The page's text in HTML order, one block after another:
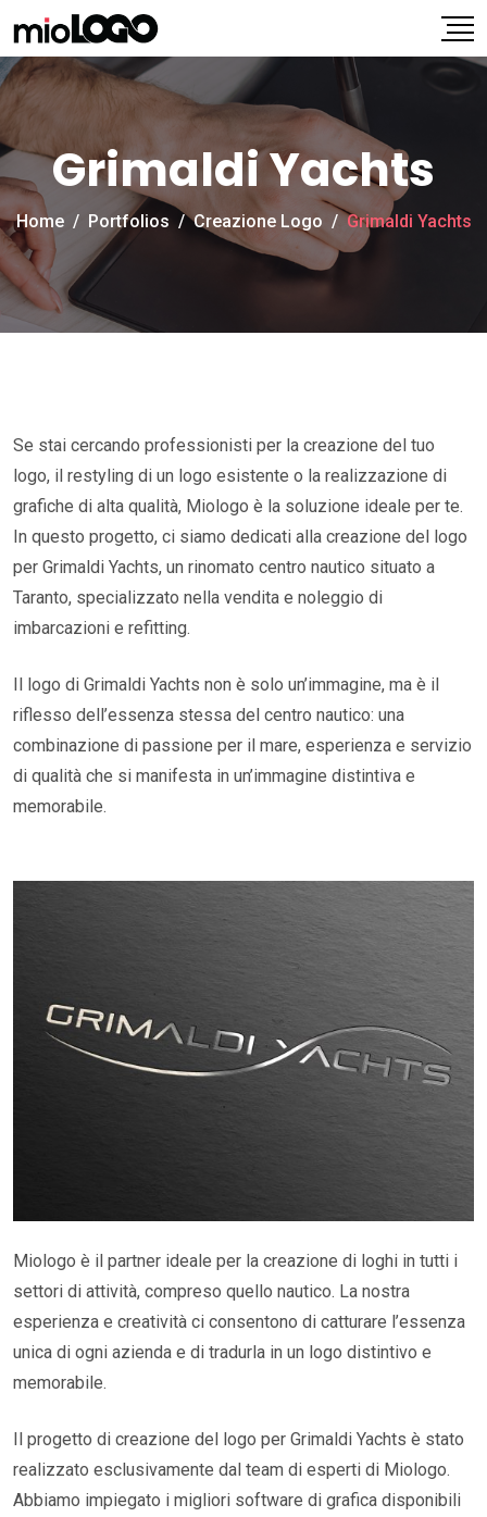
Grimaldi Yachts
Home / Portfolios / Creazione Logo / Grimaldi Yachts
Se stai cercando professionisti per la creazione del tuo
logo, il restyling di un logo esistente o la realizzazione di
grafiche di alta qualità, Miologo è la soluzione ideale per te.
In questo progetto, ci siamo dedicati alla creazione del logo
per Grimaldi Yachts, un rinomato centro nautico situato a
Taranto, specializzato nella vendita e noleggio di
imbarcazioni e refitting.
Il logo di Grimaldi Yachts non è solo un’immagine, ma è il
riflesso dell’essenza stessa del centro nautico: una
combinazione di passione per il mare, esperienza e servizio
di qualità che si manifesta in un’immagine distintiva e
memorabile.
Miologo è il partner ideale per la creazione di loghi in tutti i
settori di attività, compreso quello nautico. La nostra
esperienza e creatività ci consentono di catturare l’essenza
unica di ogni azienda e di tradurla in un logo distintivo e
memorabile.
Il progetto di creazione del logo per Grimaldi Yachts è stato
realizzato esclusivamente dal team di esperti di Miologo.
Abbiamo impiegato i migliori software di grafica disponibili